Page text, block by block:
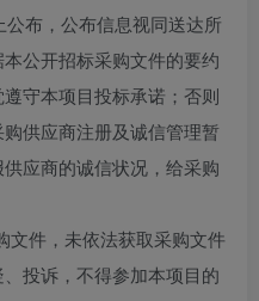
公布，公布信息视同送达所
公开招标采购文件的要约
守本项目投标承诺；否则
供应商注册及诚信管理暂
应商的诚信状况，给采购
文件，未依法获取采购文件
投诉，不得参加本项目的